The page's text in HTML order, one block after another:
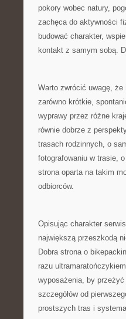
pokory wobec natury,
zachęca do aktywności
budować charakter,
kontakt z samym sobą.
Warto zwrócić uwagę,
zarówno krótkie,
wyprawy przez różne
równie dobrze z
trasach rodzinnych, o
fotografowaniu w trasie,
strona oparta na takim
odbiorców.
Opisując charakter
największą przeszkodą
Dobra strona o
razu
wyposażenia, by
szczegółów od
prostszych tras i